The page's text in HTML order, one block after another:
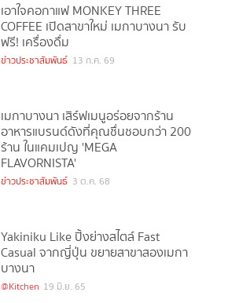
เอาใจคอกาแฟ MONKEY THREE
COFFEE เปิดสาขาใหม่ เมกาบางนา รับ
ฟรี! เครื่องดื่ม
ข่าวประชาสัมพันธ์ 13 ก.ค. 69
เมกาบางนา เสิร์ฟเมนูอร่อยจากร้าน
อาหารแบรนด์ดังที่คุณชื่นชอบกว่า 200
ร้าน ในแคมเปญ 'MEGA
FLAVORNISTA'
ข่าวประชาสัมพันธ์ 3 ต.ค. 68
Yakiniku Like ปิ้งย่างสไตล์ Fast
Casual จากญี่ปุ่น ขยายสาขาสองเมกา
บางนา
@Kitchen 19 มิ.ย. 65